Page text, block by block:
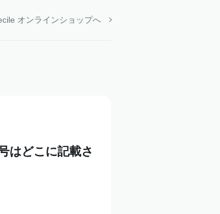
オンラインショップへ
はどこに記載さ